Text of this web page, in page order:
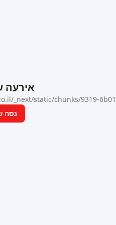
אירעה
_next/static/chunks/9319-
נסה